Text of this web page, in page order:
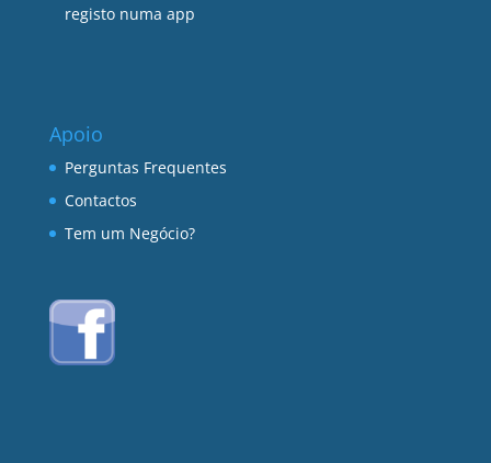
registo numa app
Apoio
Perguntas Frequentes
Contactos
Tem um Negócio?